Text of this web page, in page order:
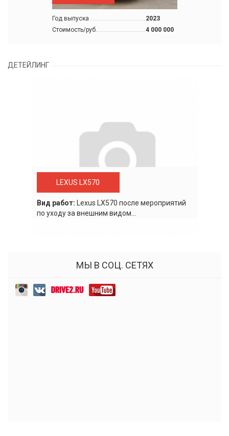
Год выпуска
2023
Стоимость/руб.
4 000 000
ДЕТЕЙЛИНГ
LEXUS LX570
Вид работ: Lexus LХ570 после мероприятий
по уходу за внешним видом...
МЫ В СОЦ. СЕТЯХ